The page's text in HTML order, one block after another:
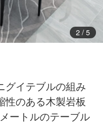
3/ 5
グイテブルの組み
性のある木製岩板
ートルのテーブル